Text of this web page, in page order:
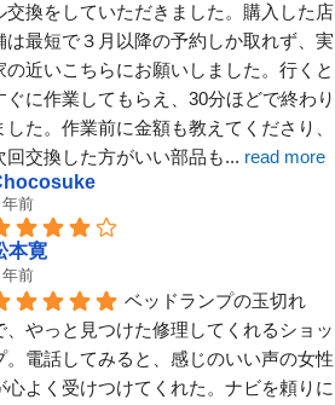
交換をしていただきました。購入した店
は最短で３月以降の予約しか取れず、実
の近いこちらにお願いしました。行くと
ぐに作業してもらえ、30分ほどで終わり
した。作業前に金額も教えてくださり、
回交換した方がいい部品も... read more
前
本寛
前
ベッドランプの玉切れ
、やっと見つけた修理してくれるショッ
。電話してみると、感じのいい声の女性
心よく受けつけてくれた。ナビを頼りに